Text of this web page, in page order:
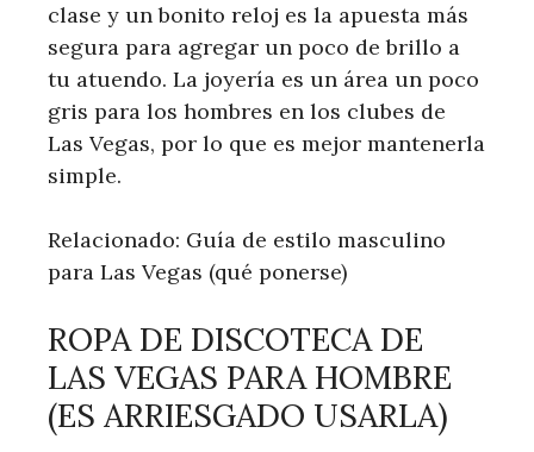
clase y un bonito reloj es la apuesta más
segura para agregar un poco de brillo a
tu atuendo. La joyería es un área un poco
gris para los hombres en los clubes de
Las Vegas, por lo que es mejor mantenerla
simple.
Relacionado: Guía de estilo masculino
para Las Vegas (qué ponerse)
ROPA DE DISCOTECA DE
LAS VEGAS PARA HOMBRE
(ES ARRIESGADO USARLA)